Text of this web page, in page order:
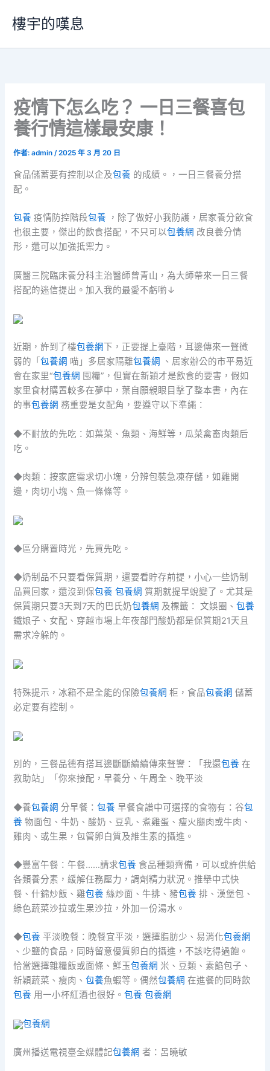
要
樓宇的嘆息
疫情下怎么吃？ 一日三餐喜包
養行情這樣最安康！
作者:admin/2025 年 3 月 20 日
食品儲蓄要有控制以企及包養 的成績。，一日三餐養分搭
配。
包養 疫情防控階段包養 ，除了做好小我防護，居家養分飲食
也很主要，傑出的飲食搭配，不只可以包養網 改良養分情
形，還可以加強抵禦力。
廣醫三院臨床養分科主治醫師曾青山，為大師帶來一日三餐
搭配的迷信提出。加入我的最愛不虧喲↓
近期，許到了樓包養網下，正要提上臺階，耳邊傳來一聲微
弱的「包養網 喵」多居家隔離包養網
、居家辦公的市平易近
會在家里“包養網 囤糧”，但實在新穎才是飲食的要害，假如
家里食材購置較多在夢中，葉自願親眼目擊了整本書，內在
的事包養網 務重要是女配角，要遵守以下準繩：
◆不耐放的先吃：如葉菜、魚類、海鮮等，瓜菜禽畜肉類后
吃。
◆肉類：按家庭需求切小塊，分辨包裝急凍存儲，如雞開
邊，肉切小塊、魚一條條等。
◆區分購置時光，先買先吃。
◆奶制品不只要看保質期，還要看貯存前提，小心一些奶制
品買回家，還沒到保包養 包養網 質期就提早蛻變了。尤其是
保質期只要3天到7天的巴氏奶包養網 及標籤： 文娛圈、包養
鐵娘子、女配、穿越市場上年夜部門酸奶都是保質期21天且
需求冷躲的。
特殊提示，冰箱不是全能的保險包養網 柜，食品包養網 儲蓄
必定要有控制。
別的，三餐品德有搭耳邊斷斷續續傳來聲響：「我還包養 在
救助站」「你來接配，早養分、午周全、晚平淡
◆養包養網 分早餐：包養 早餐食譜中可選擇的食物有：谷包
養 物面包、牛奶、酸奶、豆乳、煮雞蛋、瘦火腿肉或牛肉、
雞肉、或生果，包管卵白質及維生素的攝進。
◆豐富午餐：午餐……請求包養 食品種類齊備，可以或許供給
各類養分素，緩解任務壓力，調劑精力狀況。推舉中式快
餐、什錦炒飯、雞包養 絲炒面、牛排、豬包養 排、漢堡包、
綠色蔬菜沙拉或生果沙拉，外加一份湯水。
◆包養 平淡晚餐：晚餐宜平淡，選擇脂肪少、易消化包養網
、少鹽的食品，同時留意優質卵白的攝進，不該吃得過飽。
恰當選擇雜糧飯或面條、鮮玉包養網 米、豆類、素餡包子、
新穎蔬菜、瘦肉、包養魚蝦等。偶然包養網 在進餐的同時飲
包養 用一小杯紅酒也很好。包養 包養網
包養網
廣州播送電視臺全媒體記包養網 者：呂曉敏